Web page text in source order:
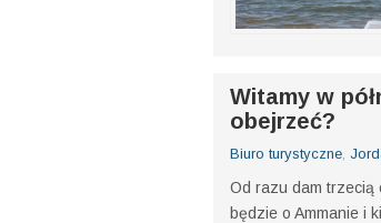
Witamy w
obejrzeć?